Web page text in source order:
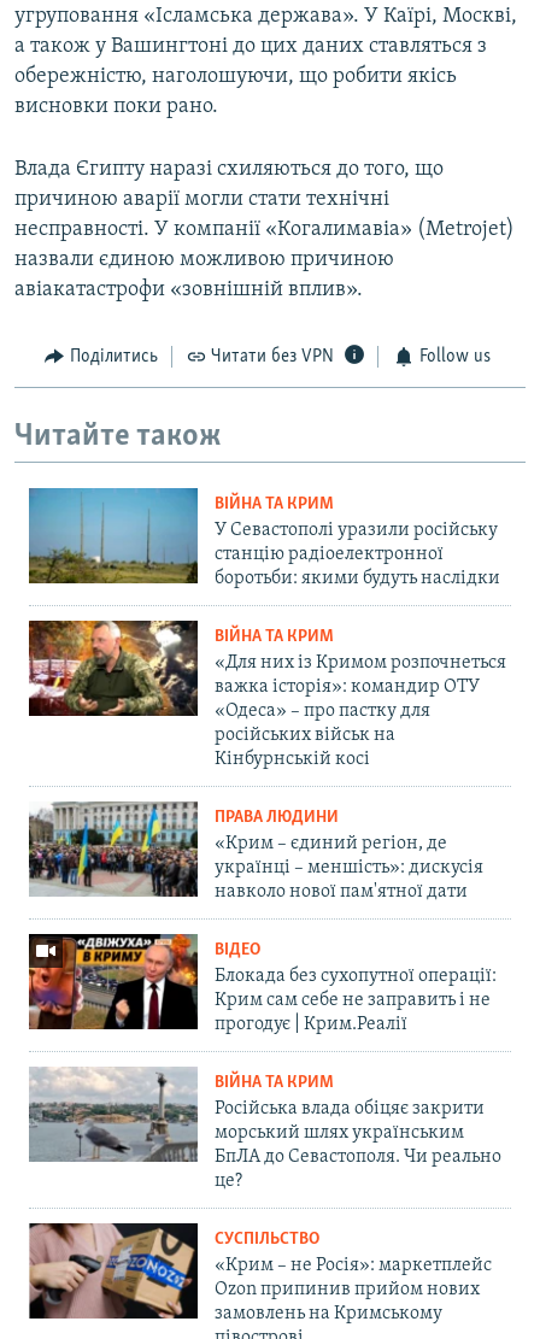
угруповання «Ісламська держава». У Каїрі, Москві,
а також у Вашингтоні до цих даних ставляться з
обережністю, наголошуючи, що робити якісь
висновки поки рано.
Влада Єгипту наразі схиляються до того, що
причиною аварії могли стати технічні
несправності. У компанії «Когалимавіа» (Metrojet)
назвали єдиною можливою причиною
авіакатастрофи «зовнішній вплив».
Поділитись Читати без VPN Follow us
Читайте також
ВІЙНА ТА КРИМ
У Севастополі уразили російську
станцію радіоелектронної
боротьби: якими будуть наслідки
ВІЙНА ТА КРИМ
«Для них із Кримом розпочнеться
важка історія»: командир ОТУ
«Одеса» – про пастку для
російських військ на
Кінбурнській косі
ПРАВА ЛЮДИНИ
«Крим – єдиний регіон, де
українці – меншість»: дискусія
навколо нової пам'ятної дати
ВІДЕО
Блокада без сухопутної операції:
Крим сам себе не заправить і не
прогодує | Крим.Реалії
ВІЙНА ТА КРИМ
Російська влада обіцяє закрити
морський шлях українським
БпЛА до Севастополя. Чи реально
це?
СУСПІЛЬСТВО
«Крим – не Росія»: маркетплейс
Ozon припинив прийом нових
замовлень на Кримському